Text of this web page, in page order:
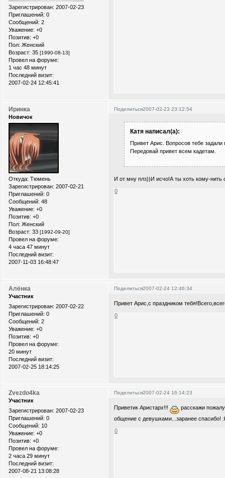
Зарегистрирован: 2007-02-23
Приглашений: 0
Сообщений: 2
Уважение: +0
Позитив: +0
Пол: Женский
Возраст: 35 [1990-08-13]
Провел на форуме:
1 час 48 минут
Последний визит:
2007-02-24 12:45:41
Поделиться2007-02-23 23:12:54
Иринка
Новичок
Откуда: Тюмень
Зарегистрирован: 2007-02-21
Приглашений: 0
Сообщений: 48
Уважение: +0
Позитив: +0
Пол: Женский
Возраст: 33 [1992-09-20]
Провел на форуме:
4 часа 47 минут
Последний визит:
2007-11-03 16:48:47
Катя написал(а):
Привет Арис. Вопросов тебе
Передовай привет всем кадетам.
И от мну плз))И исчо!А ты хоть кому-
0
Поделиться2007-02-24 12:46:34
Алёнка
Участник
Зарегистрирован: 2007-02-22
Приглашений: 0
Сообщений: 2
Уважение: +0
Позитив: +0
Провел на форуме:
20 минут
Последний визит:
2007-02-25 18:14:25
Привет Арис,с праздником
0
Поделиться2007-02-24 16:14:23
Zvezdo4ka
Участник
Зарегистрирован: 2007-02-23
Приглашений: 0
Сообщений: 10
Уважение: +0
Позитив: +0
Провел на форуме:
2 часа 29 минут
Последний визит:
2007-08-21 13:08:28
Приветик Аристарх!!!
расскажи
общение с девушками...заранее спасибо!
0